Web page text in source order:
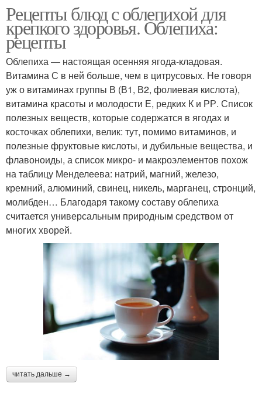
Рецепты блюд с облепихой для
крепкого здоровья. Облепиха:
рецепты
Облепиха — настоящая осенняя ягода-кладовая.
Витамина С в ней больше, чем в цитрусовых. Не говоря
уж о витаминах группы В (В1, В2, фолиевая кислота),
витамина красоты и молодости Е, редких К и РР. Список
полезных веществ, которые содержатся в ягодах и
косточках облепихи, велик: тут, помимо витаминов, и
полезные фруктовые кислоты, и дубильные вещества, и
флавоноиды, а список микро- и макроэлементов похож
на таблицу Менделеева: натрий, магний, железо,
кремний, алюминий, свинец, никель, марганец, стронций,
молибден… Благодаря такому составу облепиха
считается универсальным природным средством от
многих хворей.
читать дальше →